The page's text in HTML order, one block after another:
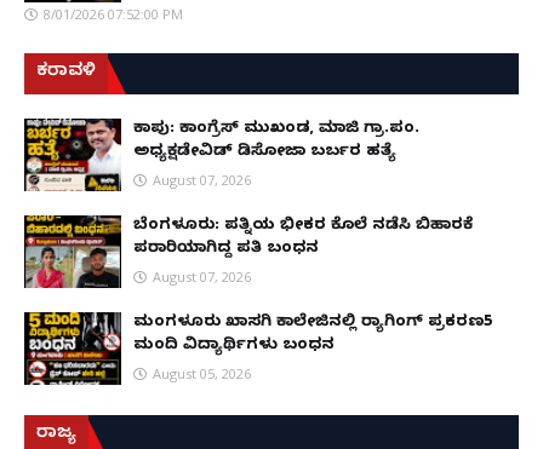
8/01/2026 07:52:00 PM
ಕರಾವಳಿ
ಕಾಪು: ಕಾಂಗ್ರೆಸ್ ಮುಖಂಡ, ಮಾಜಿ ಗ್ರಾ.ಪಂ.
ಅಧ್ಯಕ್ಷಡೇವಿಡ್ ಡಿಸೋಜಾ ಬರ್ಬರ ಹತ್ಯೆ
August 07, 2026
ಬೆಂಗಳೂರು: ಪತ್ನಿಯ ಭೀಕರ ಕೊಲೆ ನಡೆಸಿ ಬಿಹಾರಕ್ಕೆ
ಪರಾರಿಯಾಗಿದ್ದ ಪತಿ ಬಂಧನ
August 07, 2026
ಮಂಗಳೂರು ಖಾಸಗಿ ಕಾಲೇಜಿನಲ್ಲಿ ರ‌್ಯಾಗಿಂಗ್ ಪ್ರಕರಣ5
ಮಂದಿ ವಿದ್ಯಾರ್ಥಿಗಳು ಬಂಧನ
August 05, 2026
ರಾಜ್ಯ